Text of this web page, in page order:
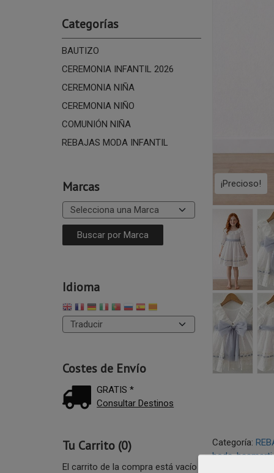
Categorías
BAUTIZO
CEREMONIA INFANTIL 2026
CEREMONIA NIÑA
CEREMONIA NIÑO
COMUNIÓN NIÑA
REBAJAS MODA INFANTIL
Marcas
Idioma
Costes de Envío
GRATIS *
Consultar Destinos
Tu Carrito (0)
El carrito de la compra está vacío
¡Precioso!
Categoría:
boda